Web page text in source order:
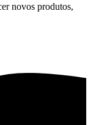
novos produtos,